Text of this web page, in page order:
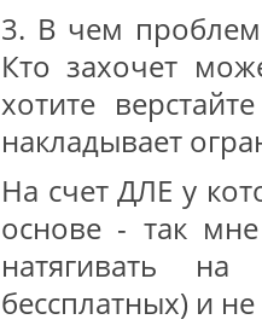
3. В чем
Кто захочет
хотите
накладывает
На счет ДЛЕ у
основе - так
натягивать
бессплатных) и